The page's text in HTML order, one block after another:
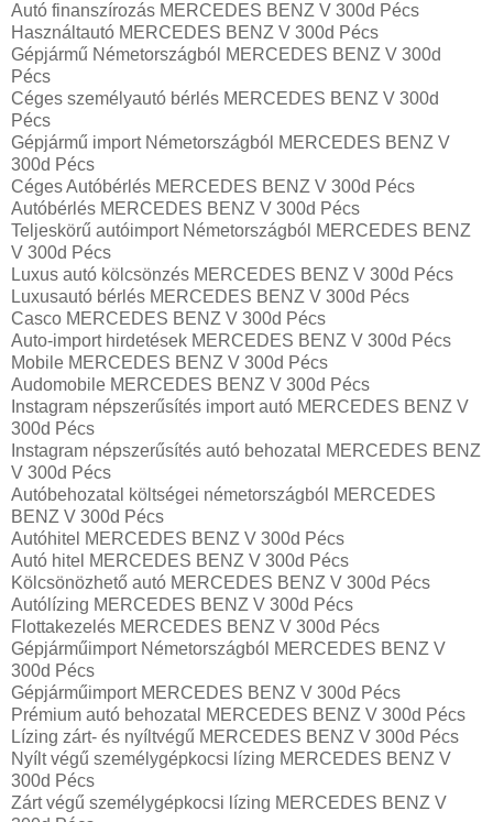
Autó finanszírozás MERCEDES BENZ V 300d Pécs
Használtautó MERCEDES BENZ V 300d Pécs
Gépjármű Németországból MERCEDES BENZ V 300d
Pécs
Céges személyautó bérlés MERCEDES BENZ V 300d
Pécs
Gépjármű import Németországból MERCEDES BENZ V
300d Pécs
Céges Autóbérlés MERCEDES BENZ V 300d Pécs
Autóbérlés MERCEDES BENZ V 300d Pécs
Teljeskörű autóimport Németországból MERCEDES BENZ
V 300d Pécs
Luxus autó kölcsönzés MERCEDES BENZ V 300d Pécs
Luxusautó bérlés MERCEDES BENZ V 300d Pécs
Casco MERCEDES BENZ V 300d Pécs
Auto-import hirdetések MERCEDES BENZ V 300d Pécs
Mobile MERCEDES BENZ V 300d Pécs
Audomobile MERCEDES BENZ V 300d Pécs
Instagram népszerűsítés import autó MERCEDES BENZ V
300d Pécs
Instagram népszerűsítés autó behozatal MERCEDES BENZ
V 300d Pécs
Autóbehozatal költségei németországból MERCEDES
BENZ V 300d Pécs
Autóhitel MERCEDES BENZ V 300d Pécs
Autó hitel MERCEDES BENZ V 300d Pécs
Kölcsönözhető autó MERCEDES BENZ V 300d Pécs
Autólízing MERCEDES BENZ V 300d Pécs
Flottakezelés MERCEDES BENZ V 300d Pécs
Gépjárműimport Németországból MERCEDES BENZ V
300d Pécs
Gépjárműimport MERCEDES BENZ V 300d Pécs
Prémium autó behozatal MERCEDES BENZ V 300d Pécs
Lízing zárt- és nyíltvégű MERCEDES BENZ V 300d Pécs
Nyílt végű személygépkocsi lízing MERCEDES BENZ V
300d Pécs
Zárt végű személygépkocsi lízing MERCEDES BENZ V